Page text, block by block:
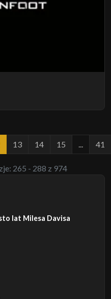
13 14 15 41
265 - 288 z 974
lat Milesa Davisa